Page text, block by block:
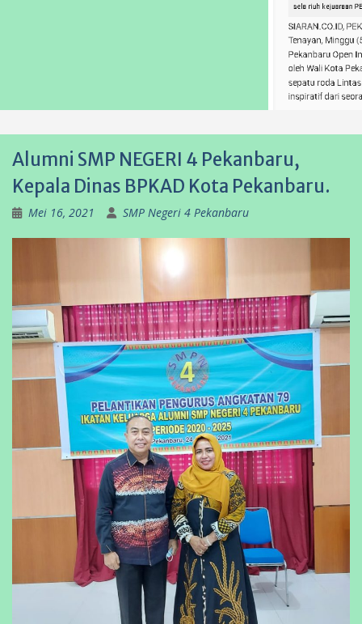
Alumni SMP NEGERI 4 Pekanbaru,
Kepala Dinas BPKAD Kota Pekanbaru.
Mei 16, 2021 SMP Negeri 4 Pekanbaru